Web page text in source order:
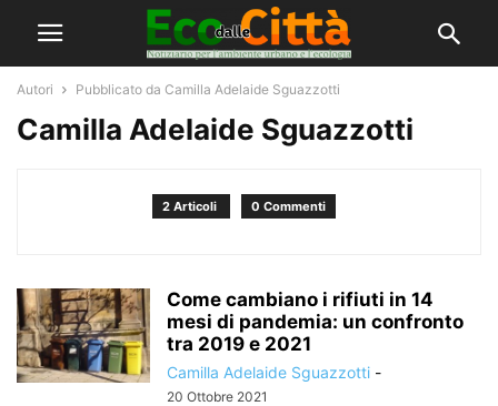
Autori Pubblicato da Camilla Adelaide Sguazzotti
Camilla Adelaide Sguazzotti
2 Articoli 0 Commenti
Come cambiano i rifiuti in 14
mesi di pandemia: un confronto
tra 2019 e 2021
Camilla Adelaide Sguazzotti -
20 Ottobre 2021